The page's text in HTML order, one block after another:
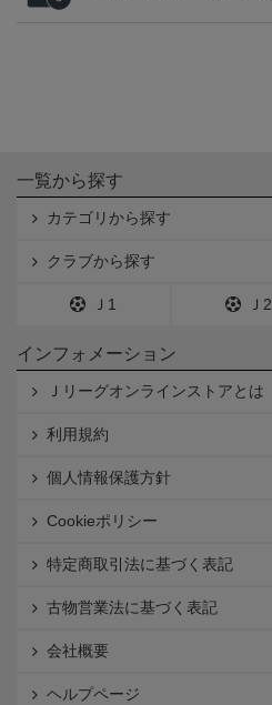
一覧から探す
カテゴリから探す
クラブから探す
Ｊ1 Ｊ2
インフォメーション
Ｊリーグオンラインストアとは
利用規約
個人情報保護方針
Cookieポリシー
特定商取引法に基づく表記
古物営業法に基づく表記
会社概要
ヘルプページ